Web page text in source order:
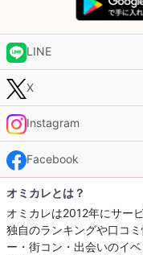
LINE
X
Instagram
Facebook
オミカレとは？
オミカレは2012年にサー
独自のランキングや口コ
ー・街コン・出会いのイ